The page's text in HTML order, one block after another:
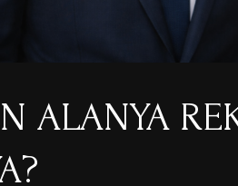
ALANYA